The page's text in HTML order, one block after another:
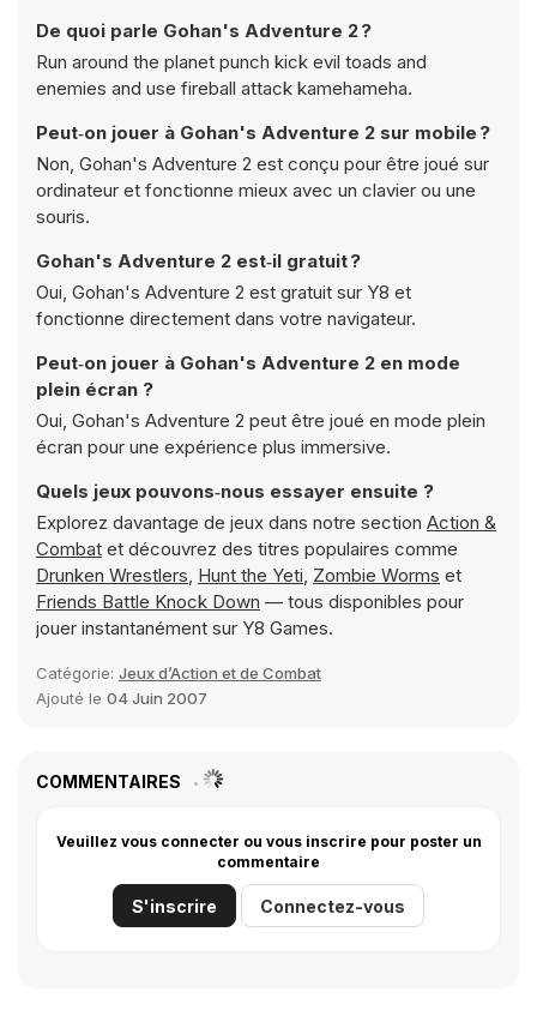
De quoi parle Gohan's Adventure 2 ?
Run around the planet punch kick evil toads and
enemies and use fireball attack kamehameha.
Peut‑on jouer à Gohan's Adventure 2 sur mobile ?
Non, Gohan's Adventure 2 est conçu pour être joué sur
ordinateur et fonctionne mieux avec un clavier ou une
souris.
Gohan's Adventure 2 est‑il gratuit ?
Oui, Gohan's Adventure 2 est gratuit sur Y8 et
fonctionne directement dans votre navigateur.
Peut‑on jouer à Gohan's Adventure 2 en mode
plein écran ?
Oui, Gohan's Adventure 2 peut être joué en mode plein
écran pour une expérience plus immersive.
Quels jeux pouvons‑nous essayer ensuite ?
Explorez davantage de jeux dans notre section Action &
Combat et découvrez des titres populaires comme
Drunken Wrestlers, Hunt the Yeti, Zombie Worms et
Friends Battle Knock Down — tous disponibles pour
jouer instantanément sur Y8 Games.
Catégorie: Jeux d’Action et de Combat
Ajouté le 04 Juin 2007
COMMENTAIRES
Veuillez vous connecter ou vous inscrire pour poster un
commentaire
S'inscrire Connectez-vous